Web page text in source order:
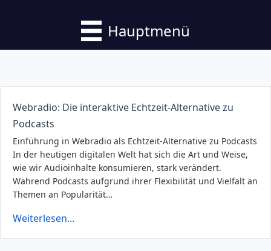
Hauptmenü
Webradio: Die interaktive Echtzeit-Alternative zu
Podcasts
Einführung in Webradio als Echtzeit-Alternative zu Podcasts
In der heutigen digitalen Welt hat sich die Art und Weise,
wie wir Audioinhalte konsumieren, stark verändert.
Während Podcasts aufgrund ihrer Flexibilität und Vielfalt an
Themen an Popularität…
Weiterlesen...